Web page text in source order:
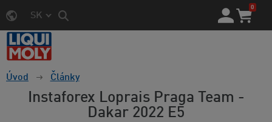
SK
0
Úvod Články
Instaforex Loprais Praga Team -
Dakar 2022 E5